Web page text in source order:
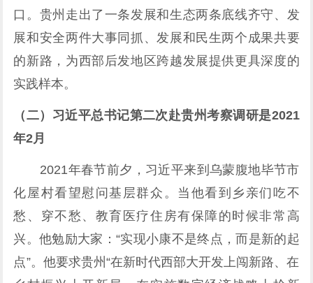
口。贵州走出了一条发展和生态两条底线齐守、发
展和安全两件大事同抓、发展和民生两个成果共要
的新路，为西部后发地区跨越发展提供更具深度的
实践样本。
（二）习近平总书记第二次赴贵州考察调研是2021
年2月
2021年春节前夕，习近平来到乌蒙腹地毕节市
化屋村看望慰问基层群众。当他看到乡亲们吃不
愁、穿不愁、教育医疗住房有保障的时候非常高
兴。他勉励大家：“实现小康不是终点，而是新的起
点”。他要求贵州“在新时代西部大开发上闯新路、在